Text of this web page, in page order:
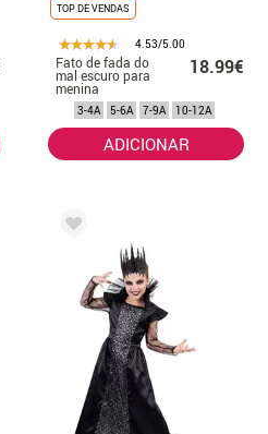
TOP DE VENDAS
4.53/5.00
Fato de fada do
mal escuro para
menina
18.99€
3-4A 5-6A 7-9A 10-12A
ADICIONAR